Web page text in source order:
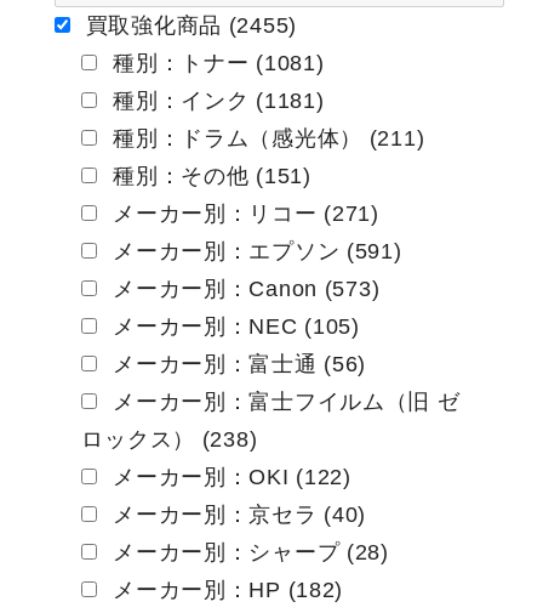
ー
買取強化商品 (2455)
種別：トナー (1081)
種別：インク (1181)
種別：ドラム（感光体） (211)
種別：その他 (151)
メーカー別：リコー (271)
メーカー別：エプソン (591)
メーカー別：Canon (573)
メーカー別：NEC (105)
メーカー別：富士通 (56)
メーカー別：富士フイルム（旧 ゼ
ロックス） (238)
メーカー別：OKI (122)
メーカー別：京セラ (40)
メーカー別：シャープ (28)
メーカー別：HP (182)